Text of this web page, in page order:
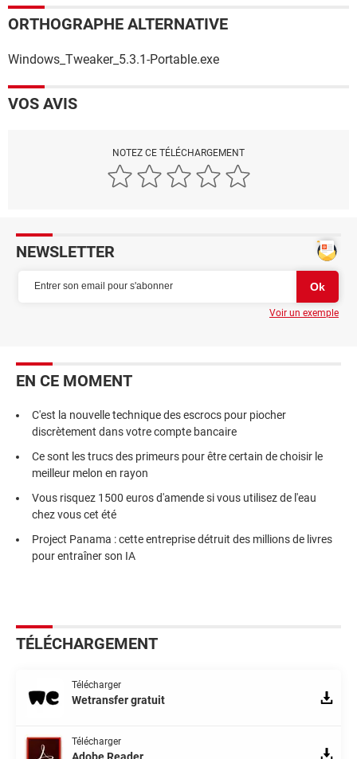
ORTHOGRAPHE ALTERNATIVE
Windows_Tweaker_5.3.1-Portable.exe
VOS AVIS
NOTEZ CE TÉLÉCHARGEMENT
NEWSLETTER
Voir un exemple
EN CE MOMENT
C'est la nouvelle technique des escrocs pour piocher
discrètement dans votre compte bancaire
Ce sont les trucs des primeurs pour être certain de choisir le
meilleur melon en rayon
Vous risquez 1500 euros d'amende si vous utilisez de l'eau
chez vous cet été
Project Panama : cette entreprise détruit des millions de livres
pour entraîner son IA
TÉLÉCHARGEMENT
Télécharger
Wetransfer gratuit
Télécharger
Adobe Reader